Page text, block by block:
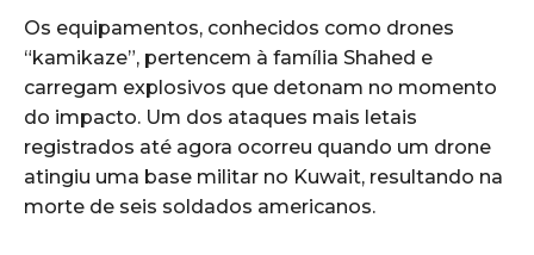
Os equipamentos, conhecidos como drones
“kamikaze”, pertencem à família Shahed e
carregam explosivos que detonam no momento
do impacto. Um dos ataques mais letais
registrados até agora ocorreu quando um drone
atingiu uma base militar no Kuwait, resultando na
morte de seis soldados americanos.